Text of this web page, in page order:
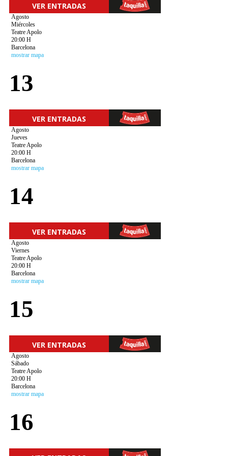
VER ENTRADAS
Agosto
Miércoles
Teatre Apolo
20:00 H
Barcelona
mostrar mapa
13
VER ENTRADAS
Agosto
Jueves
Teatre Apolo
20:00 H
Barcelona
mostrar mapa
14
VER ENTRADAS
Agosto
Viernes
Teatre Apolo
20:00 H
Barcelona
mostrar mapa
15
VER ENTRADAS
Agosto
Sábado
Teatre Apolo
20:00 H
Barcelona
mostrar mapa
16